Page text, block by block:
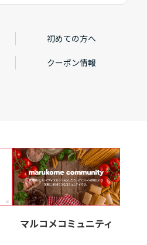
初めての方へ
クーポン情報
マルコメコミュニティ